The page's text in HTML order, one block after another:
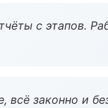
с этапов.
всё законно и